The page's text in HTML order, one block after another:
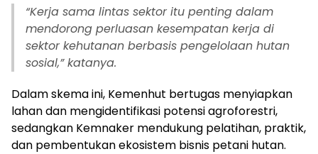
“Kerja sama lintas sektor itu penting dalam
mendorong perluasan kesempatan kerja di
sektor kehutanan berbasis pengelolaan hutan
sosial,” katanya.
Dalam skema ini, Kemenhut bertugas menyiapkan
lahan dan mengidentifikasi potensi agroforestri,
sedangkan Kemnaker mendukung pelatihan, praktik,
dan pembentukan ekosistem bisnis petani hutan.